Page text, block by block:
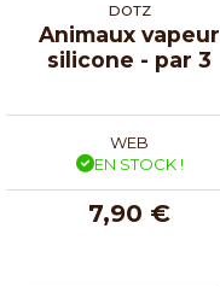
DOTZ
Animaux vapeur
silicone - par 3
WEB
EN STOCK !
7,90 €